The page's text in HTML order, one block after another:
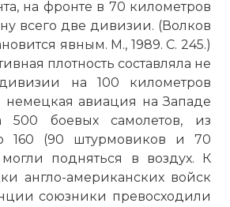
на фронте в 70 километров
всего две дивизии. (Волков
явным. М., 1989. С. 245.)
плотность составляла не
на 100 километров
немецкая авиация на Западе
500 боевых самолетов, из
160 (90 штурмовиков и 70
могли подняться в воздух. К
англо-американских войск
союзники превосходили